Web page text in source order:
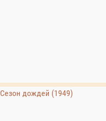
Сезон дождей (1949)